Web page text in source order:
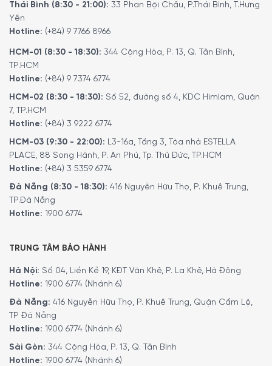
Thái Bình (8:30 - 21:00): 33 Phan Bội Châu, P.Thái Bình, T.Hưng
Yên
Hotline: (+84) 9 7766 8966
HCM-01 (8:30 - 18:30): 344 Cộng Hòa, P. 13, Q. Tân Bình,
TP.HCM
Hotline: (+84) 9 7374 6774
HCM-02 (8:30 - 18:30): Số 52, đường số 4, KDC Himlam, Quận
7, TP.HCM
Hotline: (+84) 3 9222 6774
HCM-03 (9:30 - 22:00): L3-16a, Tầng 3, Tòa nhà ESTELLA
PLACE, 88 Song Hành, P. An Phú, Tp. Thủ Đức, TP.HCM
Hotline: (+84) 3 5359 6774
Đà Nẵng (8:30 - 18:30): 416 Nguyễn Hữu Thọ, P. Khuê Trung,
TP.Đà Nẵng
Hotline: 1900 6774
TRUNG TÂM BẢO HÀNH
Hà Nội: Số 04, Liền Kề 19, KĐT Văn Khê, P. La Khê, Hà Đông
Hotline: 1900 6774 (Nhánh 6)
Đà Nẵng: 416 Nguyễn Hữu Thọ, P. Khuê Trung, Quận Cẩm Lệ,
TP Đà Nẵng
Hotline: 1900 6774 (Nhánh 6)
Sài Gòn: 344 Cộng Hòa, P. 13, Q. Tân Bình
Hotline: 1900 6774 (Nhánh 6)